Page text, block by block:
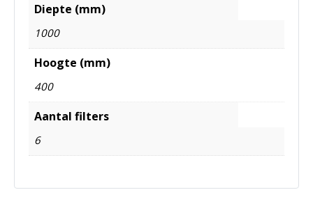
Diepte (mm)
1000
Hoogte (mm)
400
Aantal filters
6